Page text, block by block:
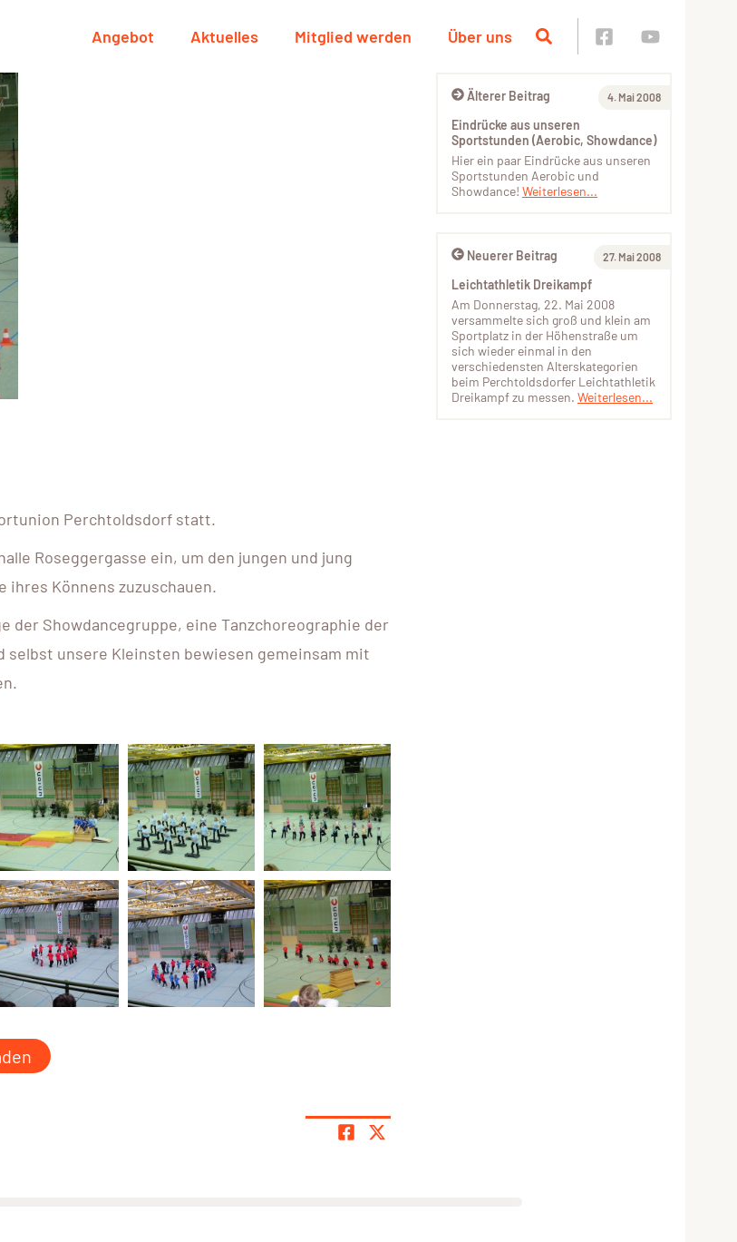
Angebot Aktuelles Mitglied werden Über uns
Perchtoldsdorf statt.
Roseggergasse ein, um den jungen und jung
Könnens zuzuschauen.
der Showdancegruppe, eine Tanzchoreographie der
unsere Kleinsten bewiesen gemeinsam mit
Älterer Beitrag 4. Mai 2008
Eindrücke aus unseren
Sportstunden (Aerobic, Showdance)
Hier ein paar Eindrücke aus unseren
Sportstunden Aerobic und
Showdance! Weiterlesen...
Neuerer Beitrag 27. Mai 2008
Leichtathletik Dreikampf
Am Donnerstag, 22. Mai 2008
versammelte sich groß und klein am
Sportplatz in der Höhenstraße um
sich wieder einmal in den
verschiedensten Alterskategorien
beim Perchtoldsdorfer Leichtathletik
Dreikampf zu messen. Weiterlesen...